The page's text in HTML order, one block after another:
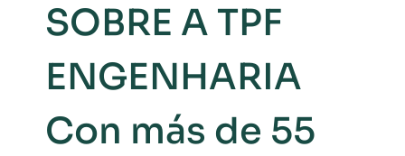
SOBRE A TPF
ENGENHARIA
Con más de 55